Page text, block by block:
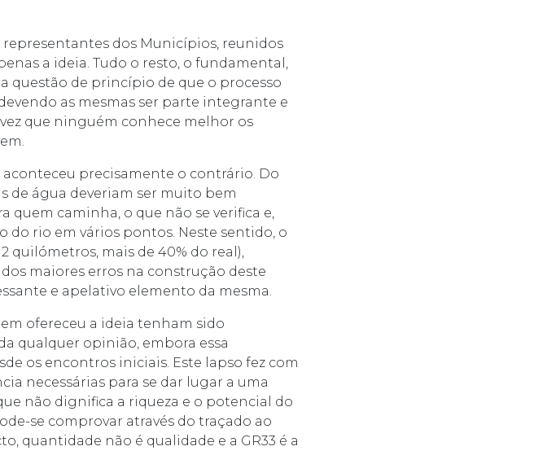
dos Municípios, reunidos
a ideia. Tudo o resto, o fundamental,
questão de princípio de que o processo
as mesmas ser parte integrante e
que ninguém conhece melhor os
aconteceu precisamente o contrário. Do
de água deveriam ser muito bem
caminha, o que não se verifica e,
do rio em vários pontos. Neste sentido, o
quilómetros, mais de 40% do real),
maiores erros na construção deste
e apelativo elemento da mesma.
ofereceu a ideia tenham sido
qualquer opinião, embora essa
os encontros iniciais. Este lapso fez com
necessárias para se dar lugar a uma
não dignifica a riqueza e o potencial do
se comprovar através do traçado ao
quantidade não é qualidade e a GR33 é a